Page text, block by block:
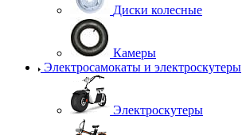
Диски колесные
Камеры
Электросамокаты и электроскутеры
Электроскутеры